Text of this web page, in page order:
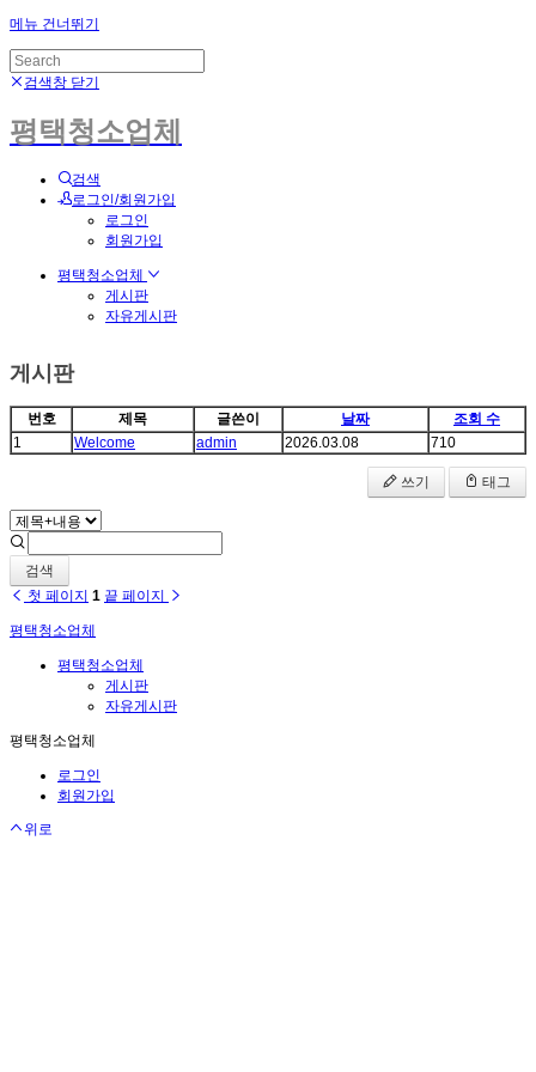
메뉴 건너뛰기
검색창 닫기
평택청소업체
검색
로그인/회원가입
로그인
회원가입
평택청소업체
게시판
자유게시판
게시판
번호 제목 글쓴이 날짜
조회 수
1
Welcome admin 2026.03.08 710
쓰기 태그
검색
첫 페이지 1 끝 페이지
평택청소업체
평택청소업체
게시판
자유게시판
평택청소업체
로그인
회원가입
위로